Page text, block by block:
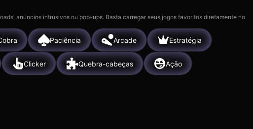
anúncios intrusivos ou pop-ups. Basta carregar seus jogos favoritos diretamente no
Paciência Arcade Estratégia
Clicker Quebra-cabeças Ação